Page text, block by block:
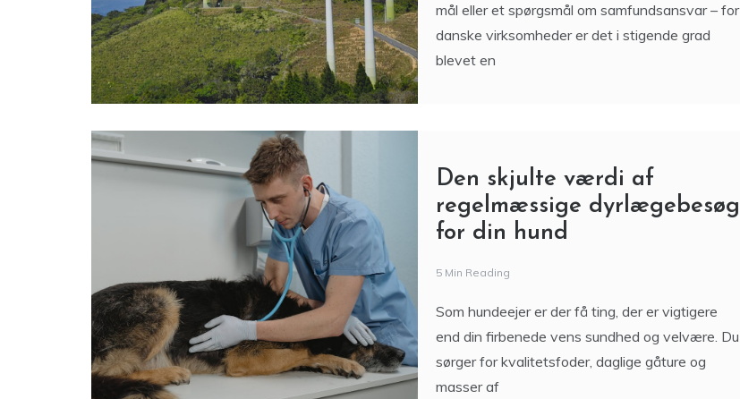
mål eller et spørgsmål om samfundsansvar – for
danske virksomheder er det i stigende grad
blevet en
Den skjulte værdi af
regelmæssige dyrlægebesøg
for din hund
5 Min Reading
Som hundeejer er der få ting, der er vigtigere
end din firbenede vens sundhed og velvære. Du
sørger for kvalitetsfoder, daglige gåture og
masser af